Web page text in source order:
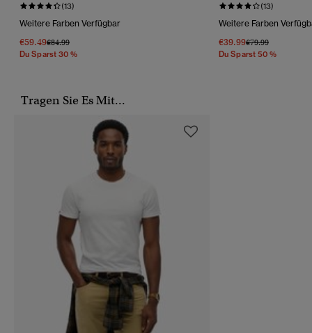
(13)
Weitere Farben Verfügbar
€59.49Preis Wurde Reduziert Von
€84.99Bis
Du Sparst 30 %
(13)
Weitere Farben
€39.99Preis Wurde
€79.99Bis
Du Sparst 50 %
Tragen Sie Es Mit...